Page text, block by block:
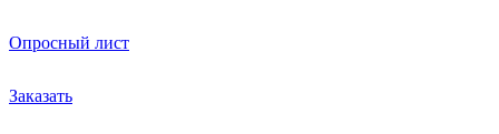
Опросный лист
Заказать